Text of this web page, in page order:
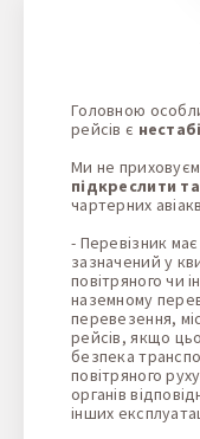
Повернення
1 + 0 + 0
Головною
рейсів є
Ми не
підкреслити
чартерних
- Перевізник
зазначений у
повітряного чи
наземному
перевезення,
рейсів, якщо
безпека
повітряного
органів
інших